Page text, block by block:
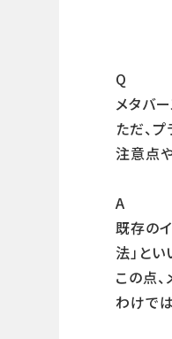
Q
メタバ
ただ、
注意点
A
既存の
法」と
この点
わけで